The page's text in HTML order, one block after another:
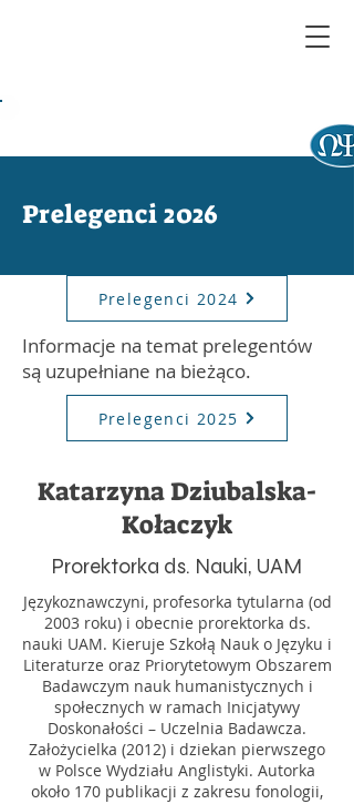
Prelegenci 2026
Halina Bukowiecka
Politechnika Warszawska
Pracownik Politechniki Warszawskiej
od 2014 r., od 2017 r. w Centrum
Obsługi Projektów, kierownik Sekcji
Informacji, odpowiedzialnej m.in. za
dane o projektach w Bazie Wiedzy w
ramach konkursów obsługiwanych
Prelegenci 2024
Informacje na temat prelegentów
są uzupełniane na bieżąco.
Prelegenci 2025
Katarzyna Dziubalska-
Kołaczyk
Prorektorka ds. Nauki, UAM
Językoznawczyni, profesorka tytularna (od
2003 roku) i obecnie prorektorka ds.
nauki UAM. Kieruje Szkołą Nauk o Języku i
Literaturze oraz Priorytetowym Obszarem
Badawczym nauk humanistycznych i
społecznych w ramach Inicjatywy
Doskonałości – Uczelnia Badawcza.
Założycielka (2012) i dziekan pierwszego
w Polsce Wydziału Anglistyki. Autorka
około 170 publikacji z zakresu fonologii,